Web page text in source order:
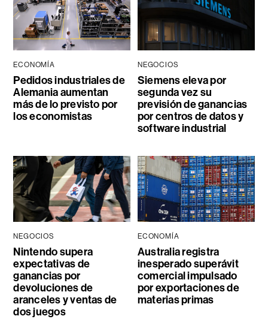
ECONOMÍA
Pedidos industriales de
Alemania aumentan
más de lo previsto por
los economistas
NEGOCIOS
Siemens eleva por
segunda vez su
previsión de ganancias
por centros de datos y
software industrial
NEGOCIOS
Nintendo supera
expectativas de
ganancias por
devoluciones de
aranceles y ventas de
dos juegos
ECONOMÍA
Australia registra
inesperado superávit
comercial impulsado
por exportaciones de
materias primas